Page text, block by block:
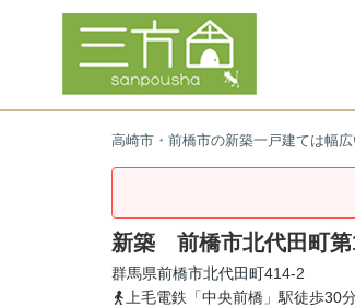
高崎市・前橋市の新築一戸建ては幅
新築 前橋市北代田町
群馬県前橋市北代田町414-2
上毛電鉄「中央前橋」駅徒歩30